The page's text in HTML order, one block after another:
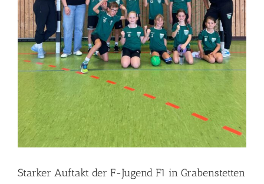
Starker Auftakt der F-Jugend F1 in Grabenstetten